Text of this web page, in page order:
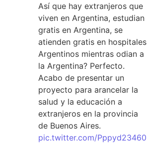
Así que hay extranjeros que
viven en Argentina, estudian
gratis en Argentina, se
atienden gratis en hospitales
Argentinos mientras odian a
la Argentina? Perfecto.
Acabo de presentar un
proyecto para arancelar la
salud y la educación a
extranjeros en la provincia
de Buenos Aires.
pic.twitter.com/Pppyd23460